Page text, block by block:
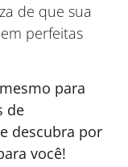
de que sua
perfeitas
para
de
descubra por
você!